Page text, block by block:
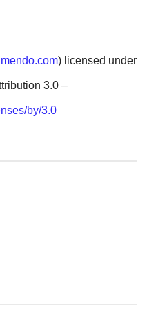
) licensed under
3.0 –
by/3.0